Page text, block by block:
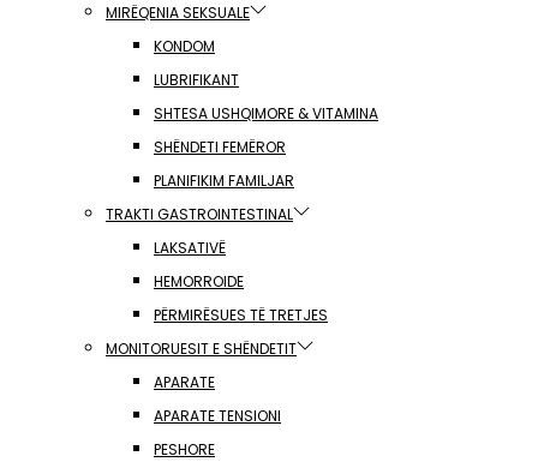
MIRËQENIA SEKSUALE
KONDOM
LUBRIFIKANT
SHTESA USHQIMORE & VITAMINA
SHËNDETI FEMËROR
PLANIFIKIM FAMILJAR
TRAKTI GASTROINTESTINAL
LAKSATIVË
HEMORROIDE
PËRMIRËSUES TË TRETJES
MONITORUESIT E SHËNDETIT
APARATE
APARATE TENSIONI
PESHORE